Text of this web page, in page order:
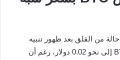
شهد مستخدمو تطبيق Revolut حالة من القلق بعد ظهور تنبيه
خاطئ يشير إلى هبوط سعر BTC إلى نحو 0.02 دولار، رغم أن